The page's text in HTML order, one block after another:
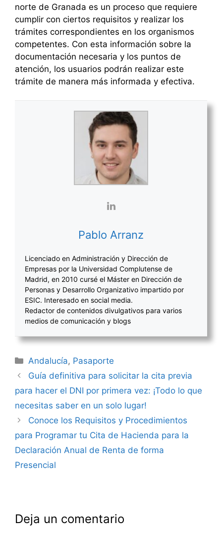
norte de Granada es un proceso que requiere
cumplir con ciertos requisitos y realizar los
trámites correspondientes en los organismos
competentes. Con esta información sobre la
documentación necesaria y los puntos de
atención, los usuarios podrán realizar este
trámite de manera más informada y efectiva.
Pablo Arranz
Licenciado en Administración y Dirección de
Empresas por la Universidad Complutense de
Madrid, en 2010 cursé el Máster en Dirección de
Personas y Desarrollo Organizativo impartido por
ESIC. Interesado en social media.
Redactor de contenidos divulgativos para varios
medios de comunicación y blogs
Categorías
Andalucía, Pasaporte
Navegación
de
entradas
Guía definitiva para solicitar la cita previa
para hacer el DNI por primera vez: ¡Todo lo que
necesitas saber en un solo lugar!
Conoce los Requisitos y Procedimientos
para Programar tu Cita de Hacienda para la
Declaración Anual de Renta de forma
Presencial
Deja un comentario